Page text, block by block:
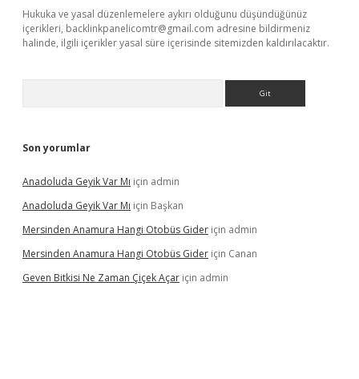
Hukuka ve yasal düzenlemelere aykırı olduğunu düşündüğünüz
içerikleri, backlinkpanelicomtr@gmail.com adresine bildirmeniz
halinde, ilgili içerikler yasal süre içerisinde sitemizden kaldırılacaktır.
Son yorumlar
Anadoluda Geyik Var Mı için admin
Anadoluda Geyik Var Mı için Başkan
Mersinden Anamura Hangi Otobüs Gider için admin
Mersinden Anamura Hangi Otobüs Gider için Canan
Geven Bitkisi Ne Zaman Çiçek Açar için admin